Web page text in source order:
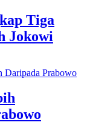
Tiga
Jokowi
Daripada Prabowo